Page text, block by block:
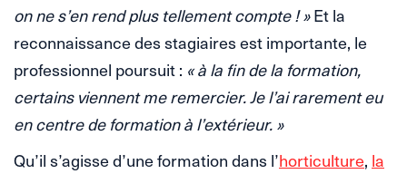
on ne s’en rend plus tellement compte ! »Et la
reconnaissance des stagiaires est importante, le
professionnel poursuit : « à la fin de la formation,
certains viennent me remercier. Je l’ai rarement eu
en centre de formation à l’extérieur. »
Qu’il s’agisse d’une formation dans l’horticulture, la